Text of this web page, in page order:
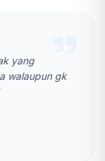
yang
walaupun gk